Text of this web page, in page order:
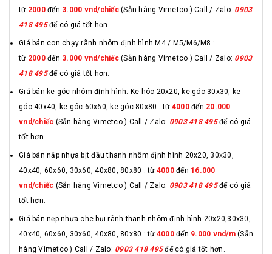
từ 2000đến 3.000 vnd/chiếc(Sẵn hàng Vimetco ) Call / Zalo: 0903
418 495để có giá tốt hơn.
Giá bán con chạy rãnh nhôm định hình M4 / M5/M6/M8 :
từ 2000đến 3.000 vnd/chiếc(Sẵn hàng Vimetco ) Call / Zalo: 0903
418 495để có giá tốt hơn.
Giá bán ke góc nhôm định hình: Ke hóc 20x20, ke góc 30x30, ke
góc 40x40, ke góc 60x60, ke góc 80x80 : từ 4000đến 20.000
vnd/chiếc (Sẵn hàng Vimetco ) Call / Zalo: 0903 418 495để có giá
tốt hơn.
Giá bán nắp nhựa bịt đầu thanh nhôm định hình 20x20, 30x30,
40x40, 60x60, 30x60, 40x80, 80x80 : từ 4000đến 16.000
vnd/chiếc (Sẵn hàng Vimetco ) Call / Zalo: 0903 418 495để có giá
tốt hơn.
Giá bán nẹp nhựa che bụi rãnh thanh nhôm định hình 20x20,30x30,
40x40, 60x60, 30x60, 40x80, 80x80 : từ 4000đến 9.000 vnd/m(Sẵn
hàng Vimetco ) Call / Zalo: 0903 418 495để có giá tốt hơn.